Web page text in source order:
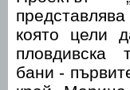
която цели
пловдивска
бани -